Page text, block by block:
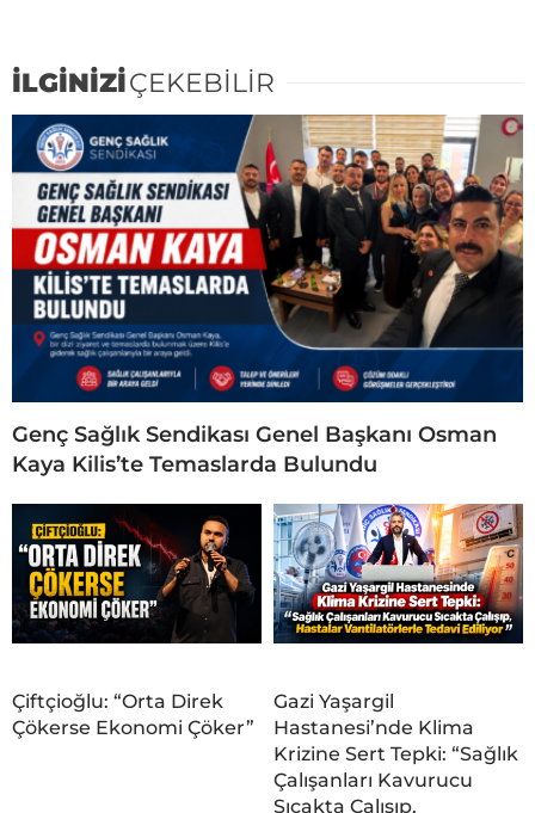
İLGİNİZİÇEKEBİLİR
Genç Sağlık Sendikası Genel Başkanı Osman
Kaya Kilis’te Temaslarda Bulundu
Çiftçioğlu: “Orta Direk
Çökerse Ekonomi Çöker”
Gazi Yaşargil
Hastanesi’nde Klima
Krizine Sert Tepki: “Sağlık
Çalışanları Kavurucu
Sıcakta Çalışıp,